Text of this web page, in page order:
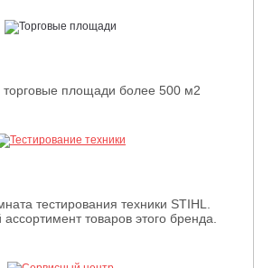
площади более 500 м2
тестирования техники STIHL.
товаров этого бренда.